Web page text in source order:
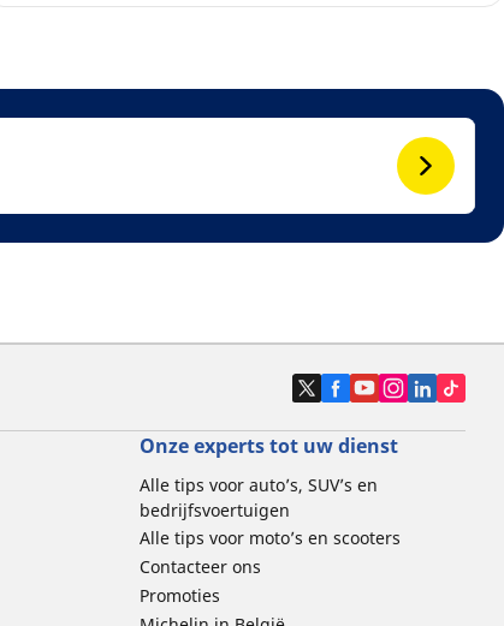
Onze experts tot uw dienst
Alle tips voor auto’s, SUV’s en
bedrijfsvoertuigen
Alle tips voor moto’s en scooters
Contacteer ons
Promoties